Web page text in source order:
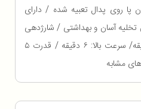
پا روی پدال تعبیه شده / دارای
تخلیه آسان و بهداشتی / شارژدهی
باتری در سرعت پایین: ۳۵ دقیقه/ سرعت بالا: ۶ دقیقه / قدرت ۵
مشابه